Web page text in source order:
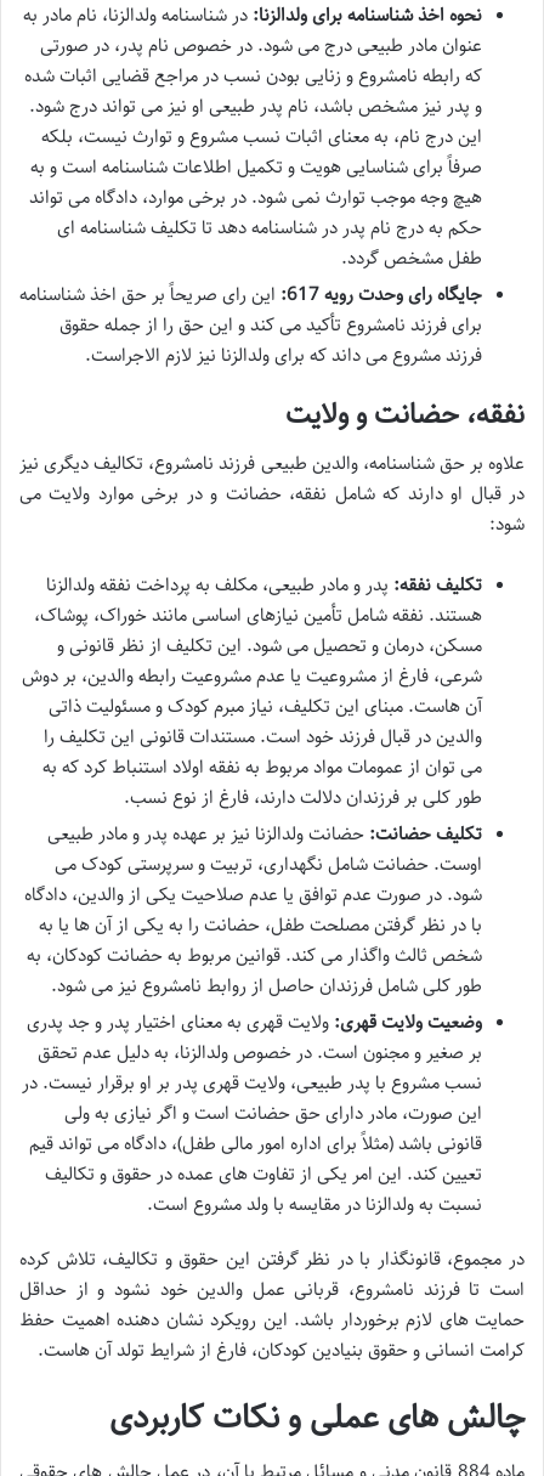
نحوه اخذ شناسنامه برای ولدالزنا: در شناسنامه ولدالزنا، نام مادر به
عنوان مادر طبیعی درج می شود. در خصوص نام پدر، در صورتی
که رابطه نامشروع و زنایی بودن نسب در مراجع قضایی اثبات شده
و پدر نیز مشخص باشد، نام پدر طبیعی او نیز می تواند درج شود.
این درج نام، به معنای اثبات نسب مشروع و توارث نیست، بلکه
صرفاً برای شناسایی هویت و تکمیل اطلاعات شناسنامه است و به
هیچ وجه موجب توارث نمی شود. در برخی موارد، دادگاه می تواند
حکم به درج نام پدر در شناسنامه دهد تا تکلیف شناسنامه ای
طفل مشخص گردد.
جایگاه رای وحدت رویه 617:
این رای صریحاً بر حق اخذ شناسنامه
برای فرزند نامشروع تأکید می کند و این حق را از جمله حقوق
فرزند مشروع می داند که برای ولدالزنا نیز لازم الاجراست.
نفقه، حضانت و ولایت
علاوه بر حق شناسنامه، والدین طبیعی فرزند نامشروع، تکالیف دیگری نیز
در قبال او دارند که شامل نفقه، حضانت و در برخی موارد ولایت می
شود:
تکلیف نفقه: پدر و مادر طبیعی، مکلف به پرداخت نفقه ولدالزنا
هستند. نفقه شامل تأمین نیازهای اساسی مانند خوراک، پوشاک،
مسکن، درمان و تحصیل می شود. این تکلیف از نظر قانونی و
شرعی، فارغ از مشروعیت یا عدم مشروعیت رابطه والدین، بر دوش
آن هاست. مبنای این تکلیف، نیاز مبرم کودک و مسئولیت ذاتی
والدین در قبال فرزند خود است. مستندات قانونی این تکلیف را
می توان از عمومات مواد مربوط به نفقه اولاد استنباط کرد که به
طور کلی بر فرزندان دلالت دارند، فارغ از نوع نسب.
تکلیف حضانت: حضانت ولدالزنا نیز بر عهده پدر و مادر طبیعی
اوست. حضانت شامل نگهداری، تربیت و سرپرستی کودک می
شود. در صورت عدم توافق یا عدم صلاحیت یکی از والدین، دادگاه
با در نظر گرفتن مصلحت طفل، حضانت را به یکی از آن ها یا به
شخص ثالث واگذار می کند. قوانین مربوط به حضانت کودکان، به
طور کلی شامل فرزندان حاصل از روابط نامشروع نیز می شود.
وضعیت ولایت قهری: ولایت قهری به معنای اختیار پدر و جد پدری
بر صغیر و مجنون است. در خصوص ولدالزنا، به دلیل عدم تحقق
نسب مشروع با پدر طبیعی، ولایت قهری پدر بر او برقرار نیست. در
این صورت، مادر دارای حق حضانت است و اگر نیازی به ولی
قانونی باشد (مثلاً برای اداره امور مالی طفل)، دادگاه می تواند قیم
تعیین کند. این امر یکی از تفاوت های عمده در حقوق و تکالیف
نسبت به ولدالزنا در مقایسه با ولد مشروع است.
در مجموع، قانونگذار با در نظر گرفتن این حقوق و تکالیف، تلاش کرده
است تا فرزند نامشروع، قربانی عمل والدین خود نشود و از حداقل
حمایت های لازم برخوردار باشد. این رویکرد نشان دهنده اهمیت حفظ
کرامت انسانی و حقوق بنیادین کودکان، فارغ از شرایط تولد آن هاست.
چالش های عملی و نکات کاربردی